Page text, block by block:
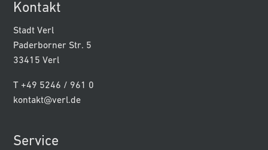
Kontakt
Stadt Verl
Paderborner Str. 5
33415 Verl
T +49 5246 / 961 0
kontakt@verl.de
Service